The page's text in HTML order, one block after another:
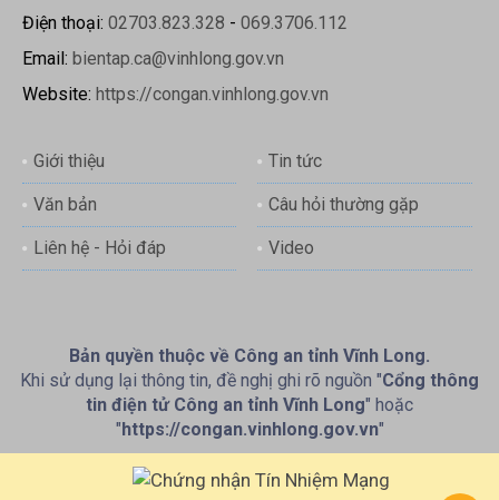
Điện thoại: 02703.823.328 - 069.3706.112
Email: bientap.ca@vinhlong.gov.vn
Website: https://congan.vinhlong.gov.vn
Giới thiệu Tin tức
Văn bản Câu hỏi thường gặp
Liên hệ - Hỏi đáp Video
Bản quyền thuộc về Công an tỉnh Vĩnh Long.
Khi sử dụng lại thông tin, đề nghị ghi rõ nguồn "Cổng thông
tin điện tử Công an tỉnh Vĩnh Long" hoặc
"https://congan.vinhlong.gov.vn"